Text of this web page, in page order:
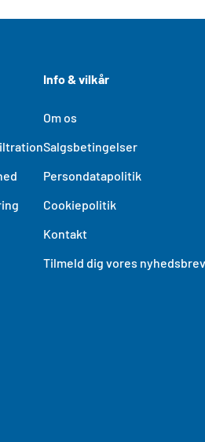
Info & vilkår
Om os
Salgsbetingelser
Persondatapolitik
Cookiepolitik
Kontakt
Tilmeld dig vores nyhedsbrev